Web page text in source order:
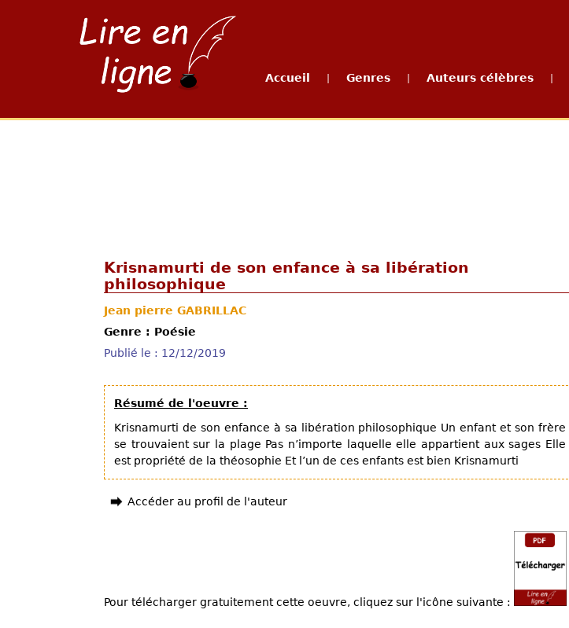
Accueil Genres Auteurs célèbres
Krisnamurti de son enfance à sa libération
philosophique
Jean pierre GABRILLAC
Genre : Poésie
Publié le : 12/12/2019
Résumé de l'oeuvre :
Krisnamurti de son enfance à sa libération philosophique Un enfant et son frère
se trouvaient sur la plage Pas n’importe laquelle elle appartient aux sages Elle
est propriété de la théosophie Et l’un de ces enfants est bien Krisnamurti
Accéder au profil de l'auteur
Pour télécharger gratuitement cette oeuvre, cliquez sur l'icône suivante :